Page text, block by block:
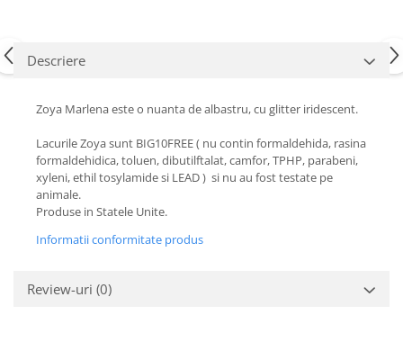
Descriere
Zoya Marlena este o nuanta de albastru, cu glitter iridescent.
Lacurile Zoya sunt BIG10FREE ( nu contin formaldehida, rasina
formaldehidica, toluen, dibutilftalat, camfor, TPHP, parabeni,
xyleni, ethil tosylamide si LEAD ) si nu au fost testate pe
animale.
Produse in Statele Unite.
Informatii conformitate produs
Review-uri (0)